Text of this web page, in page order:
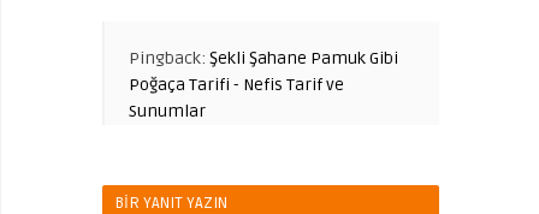
Pingback: Şekli Şahane Pamuk Gibi
Poğaça Tarifi - Nefis Tarif ve
Sunumlar
BIR YANIT YAZIN